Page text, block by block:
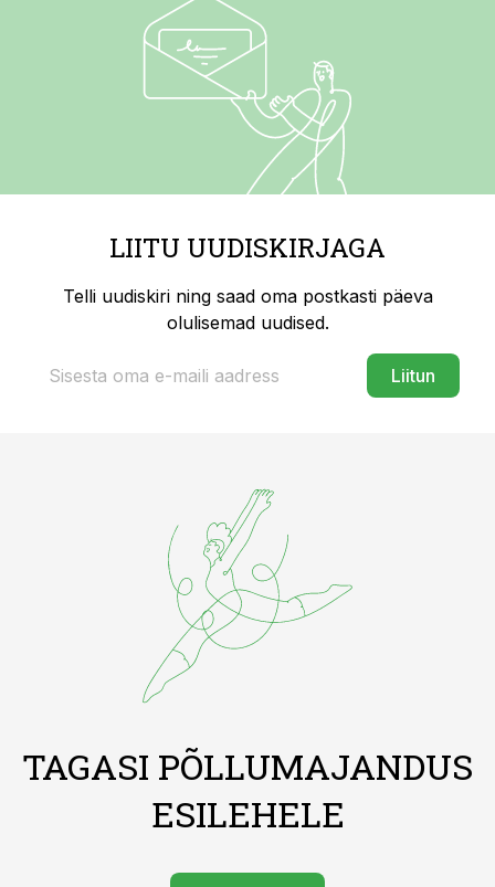
LIITU UUDISKIRJAGA
Telli uudiskiri ning saad oma postkasti päeva
olulisemad uudised.
Liitun
TAGASI PÕLLUMAJANDUS
ESILEHELE